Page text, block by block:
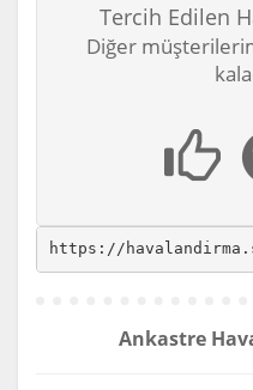
Tercih Edilen
Diğer
https://
Ankastre